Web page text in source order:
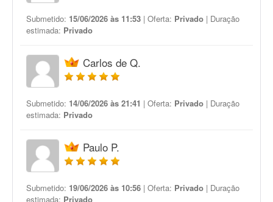
Submetido: 15/06/2026 às 11:53 | Oferta: Privado | Duração
estimada: Privado
Carlos de Q.
Submetido: 14/06/2026 às 21:41 | Oferta: Privado | Duração
estimada: Privado
Paulo P.
Submetido: 19/06/2026 às 10:56 | Oferta: Privado | Duração
estimada: Privado